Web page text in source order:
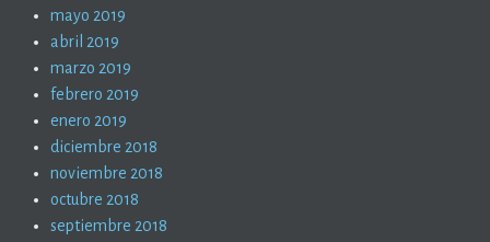
mayo 2019
abril 2019
marzo 2019
febrero 2019
enero 2019
diciembre 2018
noviembre 2018
octubre 2018
septiembre 2018